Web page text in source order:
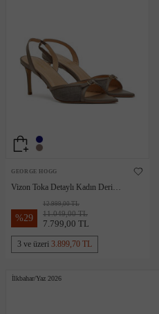
GEORGE HOGG
Vizon Toka Detaylı Kadın Deri
%29
12.999,00 TL
11.049,00 TL
7.799,00 TL
3 ve üzeri 3.899,70 TL
İlkbahar/Yaz 2026